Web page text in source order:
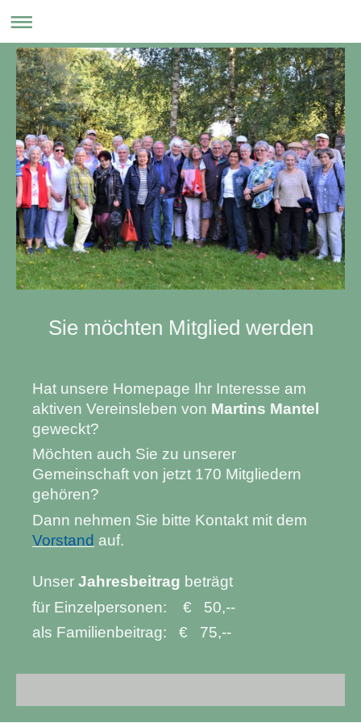
Sie möchten Mitglied werden
Hat unsere Homepage Ihr Interesse am
aktiven Vereinsleben von Martins Mantel
geweckt?
Möchten auch Sie zu unserer
Gemeinschaft von jetzt 170 Mitgliedern
gehören?
Dann nehmen Sie bitte Kontakt mit dem
Vorstand auf.
UnserJahresbeitrag beträgt
für Einzelpersonen:
€
50,--
als Familienbeitrag:
€ 75,--